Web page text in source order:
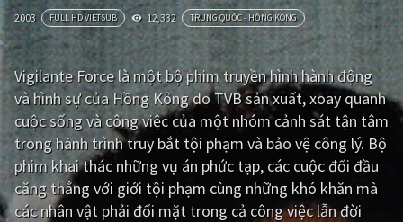
Tâm lý Chiến tranh
Võ thuật - Kiếm hiệp Nhạc kịch
Kinh dị Tội phạm - Hình sự
Phiêu lưu Hài hước
Viễn tưởng Khoa học - Tài liệu
Hoạt hình Thể thao
2003 FULL HD VIETSUB 12,332 TRUNG QUỐC - HỒNG KÔNG
Vigilante Force là một bộ phim truyền hình hành động
và hình sự của Hồng Kông do TVB sản xuất, xoay quanh
cuộc sống và công việc của một nhóm cảnh sát tận tâm
trong hành trình truy bắt tội phạm và bảo vệ công lý. Bộ
phim khai thác những vụ án phức tạp, các cuộc đối đầu
căng thẳng với giới tội phạm cùng những khó khăn mà
các nhân vật phải đối mặt trong cả công việc lẫn đời